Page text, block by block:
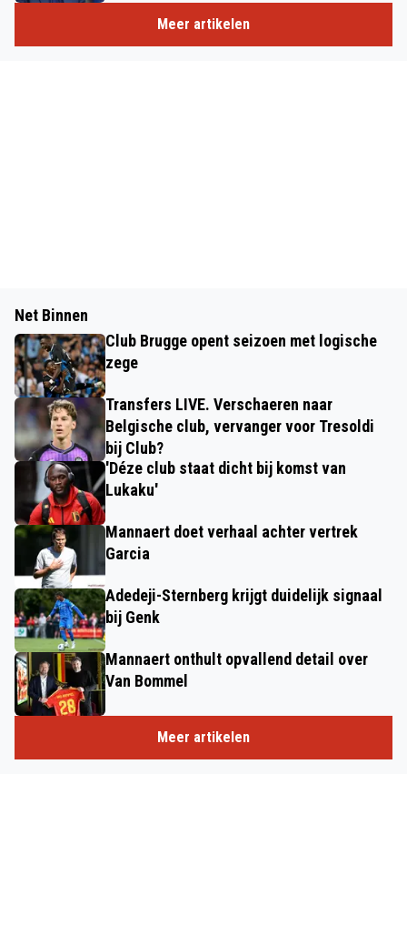
Meer artikelen
Net Binnen
Club Brugge opent seizoen met logische
zege
Transfers LIVE. Verschaeren naar
Belgische club, vervanger voor Tresoldi
bij Club?
'Déze club staat dicht bij komst van
Lukaku'
Mannaert doet verhaal achter vertrek
Garcia
Adedeji-Sternberg krijgt duidelijk signaal
bij Genk
Mannaert onthult opvallend detail over
Van Bommel
Meer artikelen